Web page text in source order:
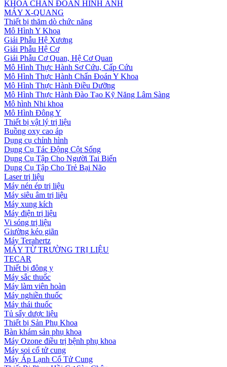
KHOA CHẨN ĐOÁN HÌNH ẢNH
MÁY X-QUANG
Thiết bị thăm dò chức năng
Mô Hình Y Khoa
Giải Phẫu Hệ Xương
Giải Phẫu Hệ Cơ
Giải Phẫu Cơ Quan, Hệ Cơ Quan
Mô Hình Thực Hành Sơ Cứu, Cấp Cứu
Mô Hình Thực Hành Chẩn Đoán Y Khoa
Mô Hình Thực Hành Điều Dưỡng
Mô Hình Thực Hành Đào Tạo Kỹ Năng Lâm Sàng
Mô hình Nhi khoa
Mô Hình Đông Y
Thiết bị vật lý trị liệu
Buồng oxy cao áp
Dụng cụ chỉnh hình
Dụng Cụ Tác Động Cột Sống
Dụng Cụ Tập Cho Người Tai Biến
Dụng Cụ Tập Cho Trẻ Bại Não
Laser trị liệu
Máy nén ép trị liệu
Máy siêu âm trị liệu
Máy xung kích
Máy điện trị liệu
Vi sóng trị liệu
Giường kéo giãn
Máy Terahertz
MÁY TỪ TRƯỜNG TRỊ LIỆU
TECAR
Thiết bị đông y
Máy sắc thuốc
Máy làm viên hoàn
Máy nghiền thuốc
Máy thái thuốc
Tủ sấy dược liệu
Thiết bị Sản Phụ Khoa
Bàn khám sản phụ khoa
Máy Ozone điều trị bệnh phụ khoa
Máy soi cổ tử cung
Máy Áp Lạnh Cổ Tử Cung